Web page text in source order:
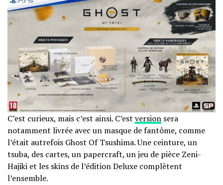
C’est curieux, mais c’est ainsi. C’est version sera
notamment livrée avec un masque de fantôme, comme
l’était autrefois Ghost Of Tsushima. Une ceinture, un
tsuba, des cartes, un papercraft, un jeu de pièce Zeni-
Hajiki et les skins de l’édition Deluxe complètent
l’ensemble.